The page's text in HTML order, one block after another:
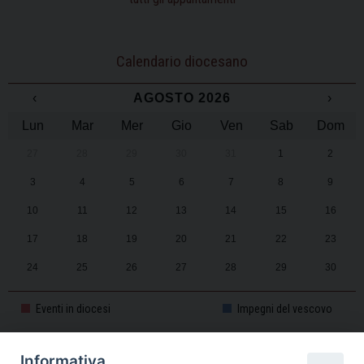
Calendario diocesano
‹ AGOSTO 2026
›
Lun
Mar Mer Gio Ven Sab Dom
1 2
3 4 5 6 7 8 9
10 11 12 13 14 15 16
17 18 19 20 21 22 23
24 25 26 27 28 29 30
31 1 2 3 4 5 6
Eventi in diocesi Impegni del vescovo